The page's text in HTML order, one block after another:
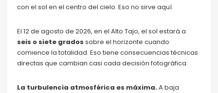
con el sol en el centro del cielo. Eso no sirve aquí.
El 12 de agosto de 2026, en el Alto Tajo, el sol estará a
seis o siete grados sobre el horizonte cuando
comience la totalidad. Eso tiene consecuencias técnicas
directas que cambian casi cada decisión fotográfica:
La turbulencia atmosférica es máxima.A baja